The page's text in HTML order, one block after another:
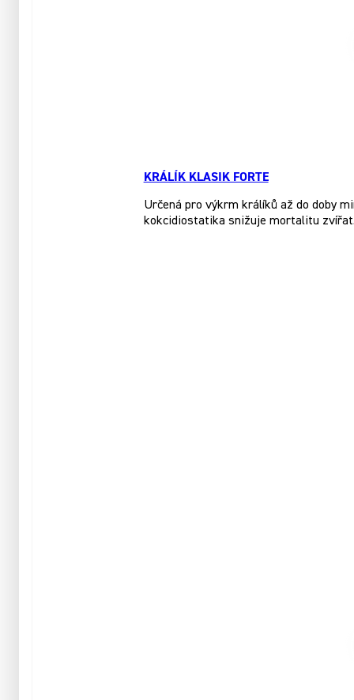
KRÁLÍK KLASIK FORTE
Určená pro výkrm králíků až do doby
kokcidiostatika snižuje mortalitu